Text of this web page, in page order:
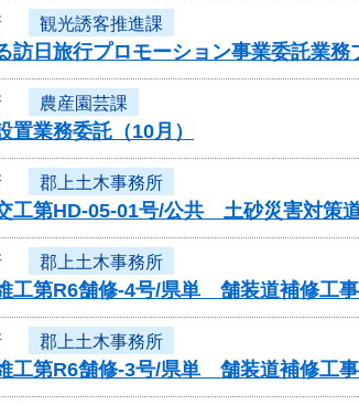
観光誘客推進課
訪日旅行プロモーション事業委託業務
農産園芸課
置業務委託（10月）
郡上土木事務所
工第HD-05-01号/公共 土砂災害対策
郡上土木事務所
工第R6舗修-4号/県単 舗装道補修工
郡上土木事務所
工第R6舗修-3号/県単 舗装道補修工